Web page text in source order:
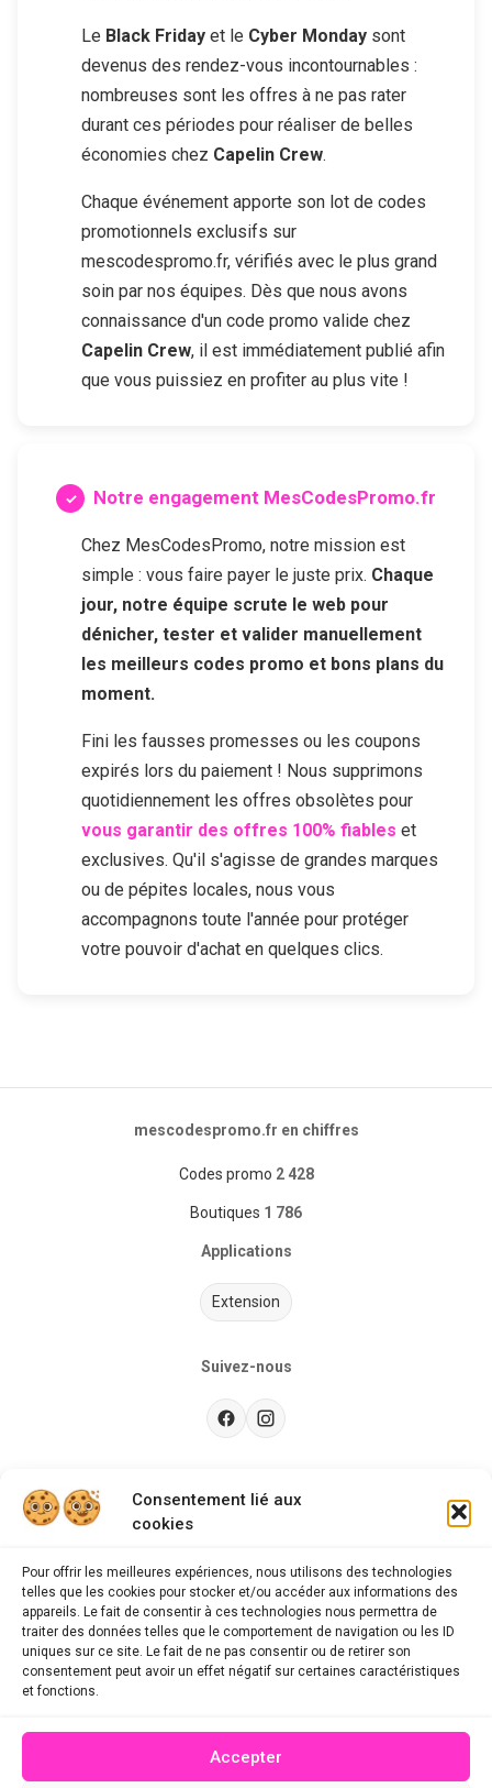
Consentement lié aux
cookies
Pour offrir les meilleures expériences, nous utilisons des technologies
telles que les cookies pour stocker et/ou accéder aux informations des
appareils. Le fait de consentir à ces technologies nous permettra de
traiter des données telles que le comportement de navigation ou les ID
uniques sur ce site. Le fait de ne pas consentir ou de retirer son
consentement peut avoir un effet négatif sur certaines caractéristiques
et fonctions.
Accepter
Le Black Friday et le Cyber Monday sont
devenus des rendez-vous incontournables :
nombreuses sont les offres à ne pas rater
durant ces périodes pour réaliser de belles
économies chez Capelin Crew.
Chaque événement apporte son lot de codes
promotionnels exclusifs sur
mescodespromo.fr, vérifiés avec le plus grand
soin par nos équipes. Dès que nous avons
connaissance d'un code promo valide chez
Capelin Crew, il est immédiatement publié afin
que vous puissiez en profiter au plus vite !
Notre engagement MesCodesPromo.fr
Chez MesCodesPromo, notre mission est
simple : vous faire payer le juste prix. Chaque
jour, notre équipe scrute le web pour
dénicher, tester et valider manuellement
les meilleurs codes promo et bons plans du
moment.
Fini les fausses promesses ou les coupons
expirés lors du paiement ! Nous supprimons
quotidiennement les offres obsolètes pour
vous garantir des offres 100% fiables et
exclusives. Qu'il s'agisse de grandes marques
ou de pépites locales, nous vous
accompagnons toute l'année pour protéger
votre pouvoir d'achat en quelques clics.
mescodespromo.fr en chiffres
Codes promo 2 428
Boutiques 1 786
Applications
Extension
Suivez-nous
FAQ
Mentions légales
Politique de confidentialité
Contact